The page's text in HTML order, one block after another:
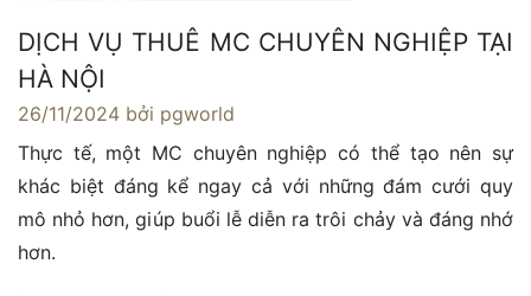
DỊCH VỤ THUÊ MC CHUYÊN NGHIỆP TẠI
HÀ NỘI
26/11/2024 bởi pgworld
Thực tế, một MC chuyên nghiệp có thể tạo nên sự
khác biệt đáng kể ngay cả với những đám cưới quy
mô nhỏ hơn, giúp buổi lễ diễn ra trôi chảy và đáng nhớ
hơn.